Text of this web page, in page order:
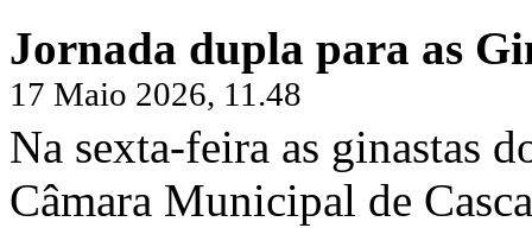
Jornada dupla para as
17 Maio 2026, 11.48
Na sexta-feira as ginastas
Câmara Municipal de